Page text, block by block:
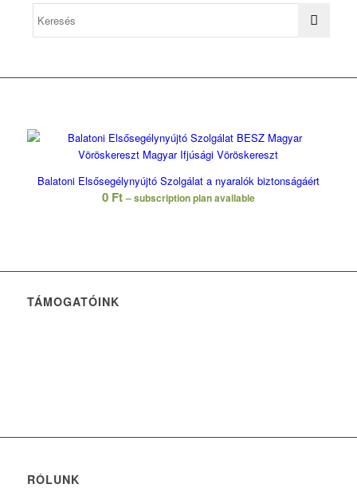
Balatoni Elsősegélynyújtó Szolgálat a nyaralók biztonságáért
0 Ft – subscription plan available
TÁMOGATÓINK
RÓLUNK